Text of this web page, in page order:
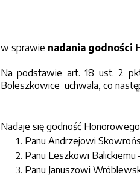
w sprawie nadania godności
Na podstawie art. 18 ust. 2
Boleszkowice uchwala, co
Nadaje się godność
Panu Andrzejowi
Panu Leszkowi
Panu Januszowi